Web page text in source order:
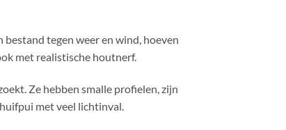
tegen weer en wind, hoeven
met realistische houtnerf.
Ze hebben smalle profielen, zijn
met veel lichtinval.